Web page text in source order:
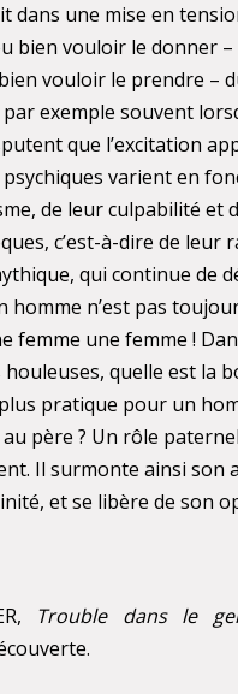
dans une mise en
bien vouloir le donner –
vouloir le prendre –
par exemple souvent
que l’excitation
varient en
de leur culpabilité et
c’est-à-dire de leur
qui continue de
homme n’est pas
femme une femme !
quelle est la
pratique pour un
au père ? Un rôle
Il surmonte ainsi son
et se libère de son
Trouble dans le